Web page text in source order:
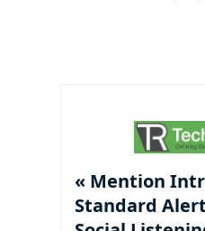
« Mention
Standard